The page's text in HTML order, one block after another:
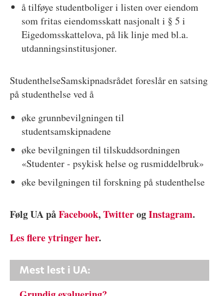
å tilføye studentboliger i listen over eiendom
som fritas eiendomsskatt nasjonalt i § 5 i
Eigedomsskattelova, på lik linje med bl.a.
utdanningsinstitusjoner.
StudenthelseSamskipnadsrådet foreslår en satsing
på studenthelse ved å
øke grunnbevilgningen til
studentsamskipnadene
øke bevilgningen til tilskuddsordningen
«Studenter - psykisk helse og rusmiddelbruk»
øke bevilgningen til forskning på studenthelse
Følg UA påFacebook,TwitterogInstagram.
Les flere ytringer her.
Mest lest i UA: